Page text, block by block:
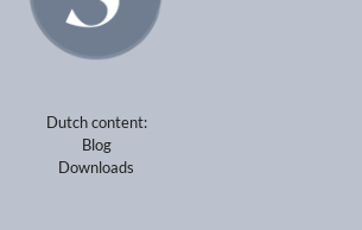
Dutch content:
Blog
Downloads